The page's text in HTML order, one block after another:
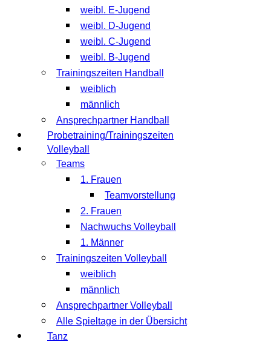
weibl. E-Jugend
weibl. D-Jugend
weibl. C-Jugend
weibl. B-Jugend
Trainingszeiten Handball
weiblich
männlich
Ansprechpartner Handball
Probetraining/Trainingszeiten
Volleyball
Teams
1. Frauen
Teamvorstellung
2. Frauen
Nachwuchs Volleyball
1. Männer
Trainingszeiten Volleyball
weiblich
männlich
Ansprechpartner Volleyball
Alle Spieltage in der Übersicht
Tanz